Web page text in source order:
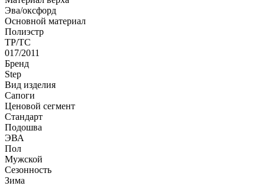
Эва/оксфорд
Оcновной материал
Полиэстр
ТР/ТС
017/2011
Бренд
Step
Вид изделия
Сапоги
Ценовой сегмент
Стандарт
Подошва
ЭВА
Пол
Мужской
Сезонность
Зима